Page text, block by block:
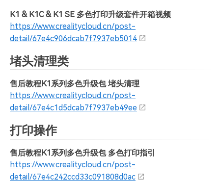
K1 & K1C & K1 SE 多色打印升级套件开箱视频
https://www.crealitycloud.cn/post-
detail/67e4c906dcab7f7937eb5014
堵头清理类
售后教程K1系列多色升级包 堵头清理
https://www.crealitycloud.cn/post-
detail/67e4c1d5dcab7f7937eb49ee
打印操作
售后教程K1系列多色升级包 多色打印指引
https://www.crealitycloud.cn/post-
detail/67e4c242ccd33c091808d0ac